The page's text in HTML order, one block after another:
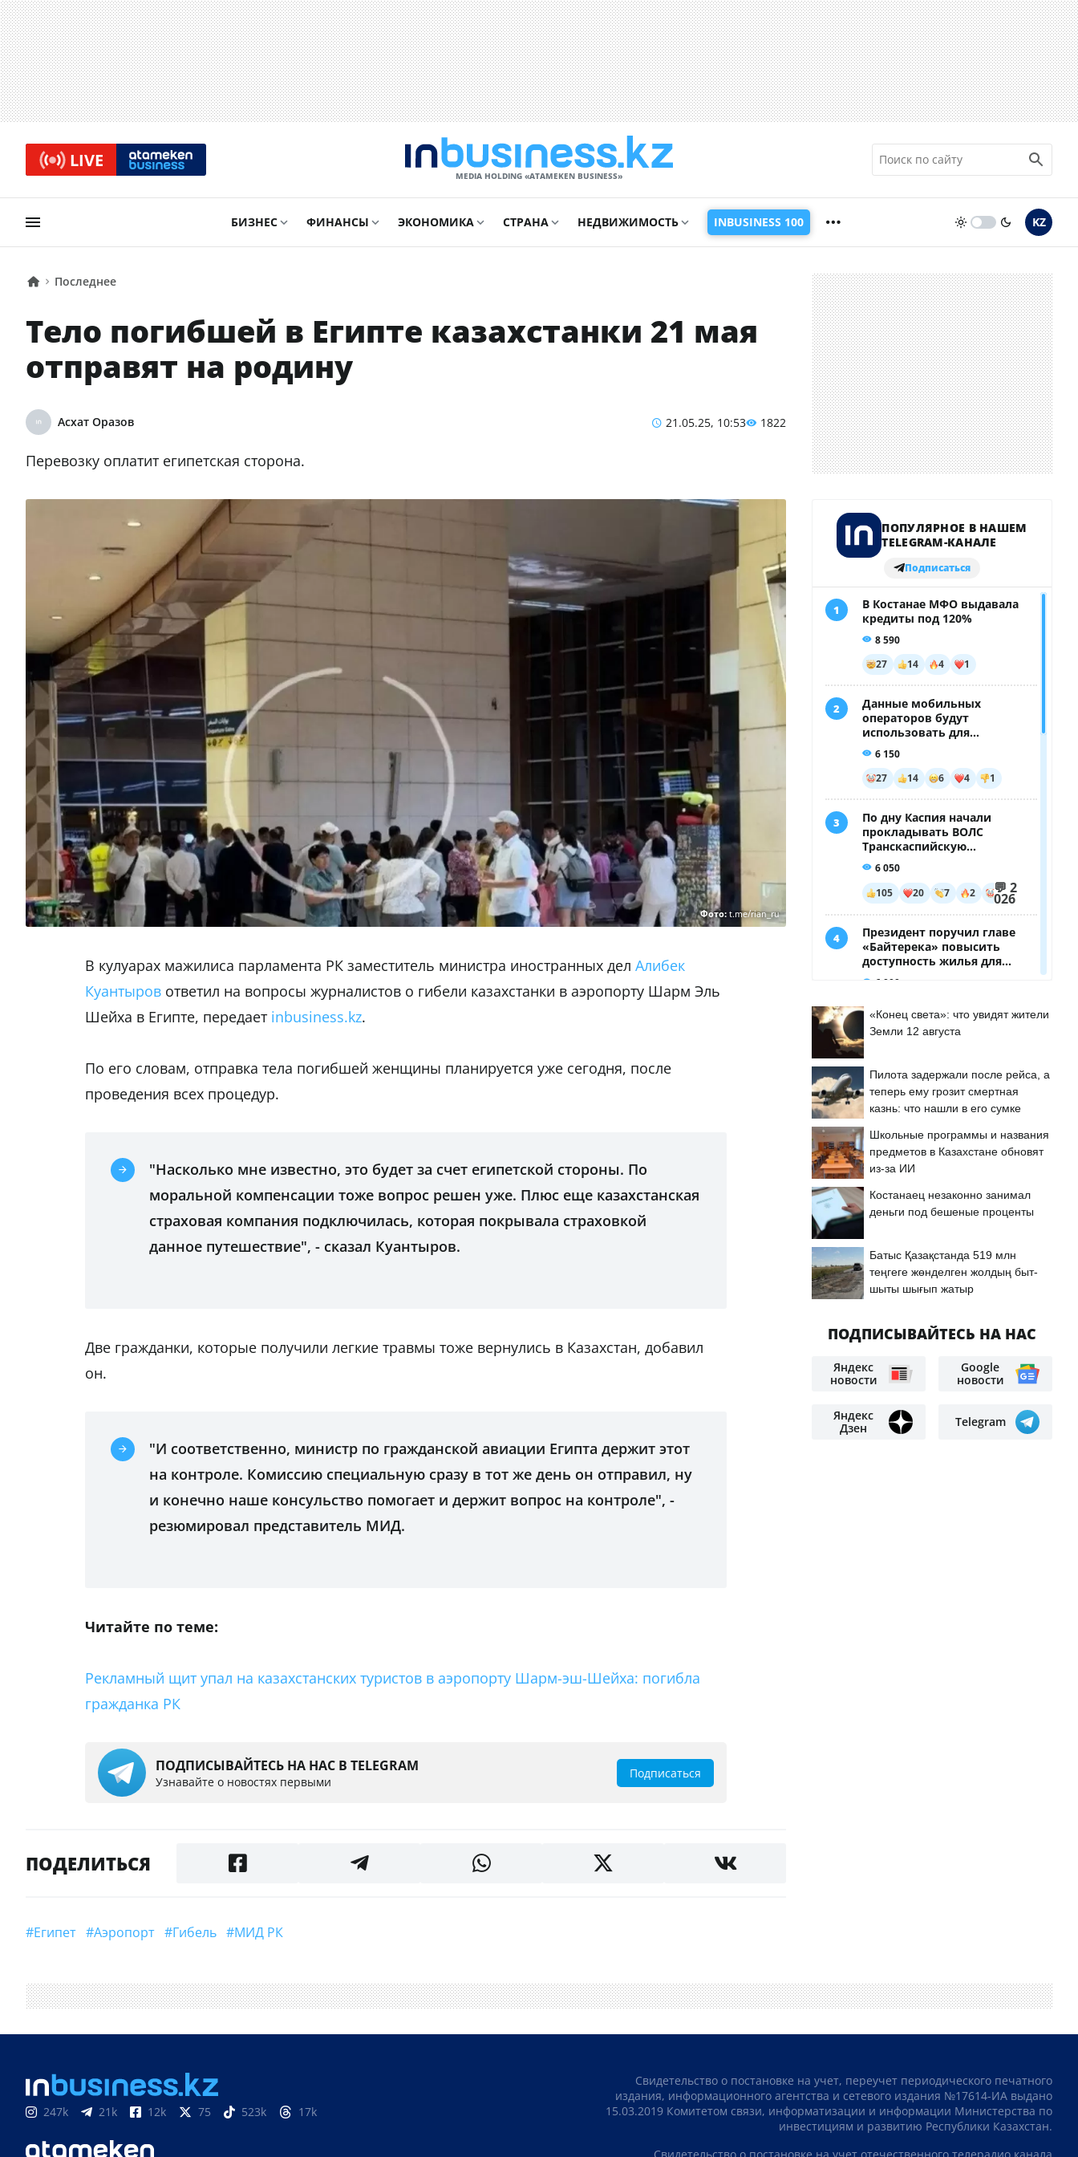
LIVE
MEDIA HOLDING «ATAMEKЕN BUSINESS»
БИЗНЕС ФИНАНСЫ ЭКОНОМИКА СТРАНА НЕДВИЖИМОСТЬ INBUSINESS 100 KZ
Последнее
Тело погибшей в Египте казахстанки 21 мая
отправят на родину
Асхат Оразов 21.05.25, 10:53 1822
Перевозку оплатит египетская сторона.
Фото:t.me/rian_ru
В кулуарах мажилиса парламента РК заместитель министра иностранных дел Алибек
Куантыров ответил на вопросы журналистов о гибели казахстанки в аэропорту Шарм Эль
Шейха в Египте, передает inbusiness.kz.
По его словам, отправка тела погибшей женщины планируется уже сегодня, после
проведения всех процедур.
"Насколько мне известно, это будет за счет египетской стороны. По
моральной компенсации тоже вопрос решен уже. Плюс еще казахстанская
страховая компания подключилась, которая покрывала страховкой
данное путешествие", - сказал Куантыров.
Две гражданки, которые получили легкие травмы тоже вернулись в Казахстан, добавил
он.
"И соответственно, министр по гражданской авиации Египта держит этот
на контроле. Комиссию специальную сразу в тот же день он отправил, ну
и конечно наше консульство помогает и держит вопрос на контроле", -
резюмировал представитель МИД.
Читайте по теме:
Рекламный щит упал на казахстанских туристов в аэропорту Шарм-эш-Шейха: погибла
гражданка РК
ПОДПИСЫВАЙТЕСЬ НА НАС В TELEGRAM
Узнавайте о новостях первыми
Подписаться
ПОДЕЛИТЬСЯ
#Египет #аэропорт #гибель #МИД РК
«Конец света»: что увидят жители
Земли 12 августа
Пилота задержали после рейса, а
теперь ему грозит смертная
казнь: что нашли в его сумке
Школьные программы и названия
предметов в Казахстане обновят
из-за ИИ
Костанаец незаконно занимал
деньги под бешеные проценты
Батыс Қазақстанда 519 млн
теңгеге жөнделген жолдың быт-
шыты шығып жатыр
ПОДПИСЫВАЙТЕСЬ НА НАС
Яндекс
новости
Google
новости
Яндекс
Дзен
Telegram
247k 21k 12k 75 523k 17k
Свидетельство о постановке на учет, переучет периодического печатного
издания, информационного агентства и сетевого издания №17614-ИА выдано
15.03.2019 Комитетом связи, информатизации и информации Министерства по
инвестициям и развитию Республики Казахстан.